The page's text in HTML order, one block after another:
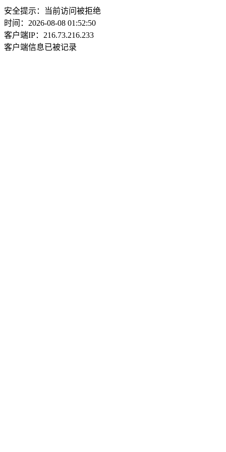
安全提示：当前访问被拒绝
时间：2026-08-08 01:52:50
客户端IP：216.73.216.233
客户端信息已被记录